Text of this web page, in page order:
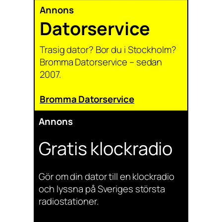
Annons
Datorservice
Trasig dator? Bor du i Stockholm?
Bromma Datorservice – sedan
2007.
Bromma Datorservice
Annons
Gratis klockradio
Gör om din dator till en klockradio
och lyssna på Sveriges största
radiostationer.